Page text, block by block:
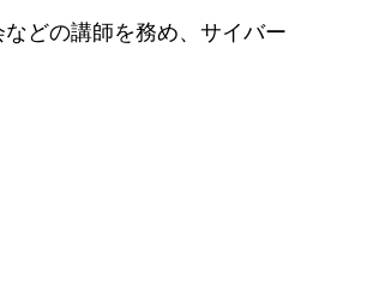
どの講師を務め、サイバー